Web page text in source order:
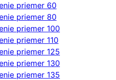
priemer 60
priemer 80
priemer 100
priemer 110
priemer 125
priemer 130
priemer 135